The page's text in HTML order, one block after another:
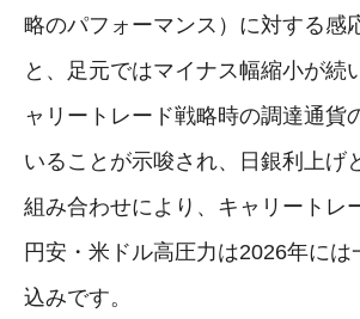
略のパフォーマンス）に対する感
と、足元ではマイナス幅縮小が続
ャリートレード戦略時の調達通貨
いることが示唆され、日銀利上げ
組み合わせにより、キャリートレ
円安・米ドル高圧力は2026年には
込みです。